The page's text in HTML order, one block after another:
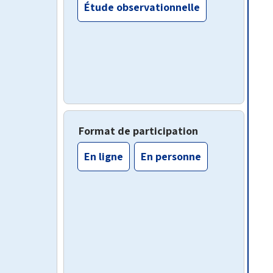
Étude observationnelle
Format de participation
En ligne
En personne